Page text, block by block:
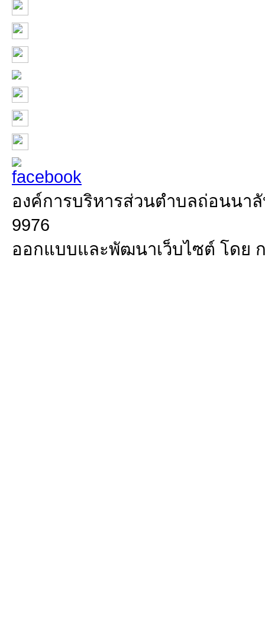
องค์การบริหารส่วนตำบลถ่อนนา
9976
ออกแบบและพัฒนาเว็บไซต์ โดย